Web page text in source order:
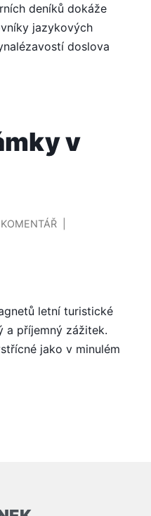
deníků dokáže
jazykových
doslova
v
NA
letní turistické
a příjemný zážitek.
jako v minulém